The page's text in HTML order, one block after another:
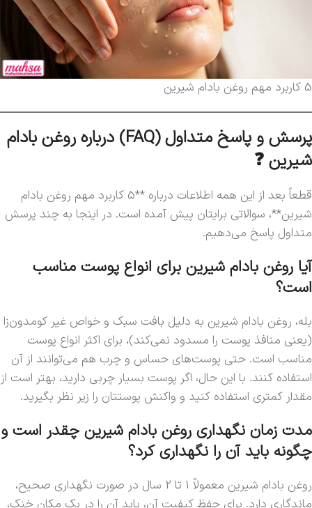
5 کاربرد مهم روغن بادام شیرین
پرسش و پاسخ متداول (FAQ) درباره روغن بادام
شیرین ❓
قطعاً بعد از این همه اطلاعات درباره **5 کاربرد مهم روغن بادام
شیرین**، سوالاتی برایتان پیش آمده است. در اینجا به چند پرسش
متداول پاسخ می‌دهیم.
آیا روغن بادام شیرین برای انواع پوست مناسب
است؟
بله، روغن بادام شیرین به دلیل بافت سبک و خواص غیر کومدون‌زا
(یعنی منافذ پوست را مسدود نمی‌کند)، برای اکثر انواع پوست
مناسب است. حتی پوست‌های حساس و چرب هم می‌توانند از آن
استفاده کنند. با این حال، اگر پوست بسیار چربی دارید، بهتر است از
مقدار کمتری استفاده کنید و واکنش پوستتان را زیر نظر بگیرید.
مدت زمان نگهداری روغن بادام شیرین چقدر است و
چگونه باید آن را نگهداری کرد؟
روغن بادام شیرین معمولاً 1 تا 2 سال در صورت نگهداری صحیح،